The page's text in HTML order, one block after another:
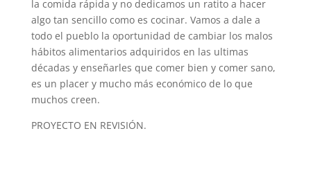
la comida rápida y no dedicamos un ratito a hacer
algo tan sencillo como es cocinar. Vamos a dale a
todo el pueblo la oportunidad de cambiar los malos
hábitos alimentarios adquiridos en las ultimas
décadas y enseñarles que comer bien y comer sano,
es un placer y mucho más económico de lo que
muchos creen.
PROYECTO EN REVISIÓN.